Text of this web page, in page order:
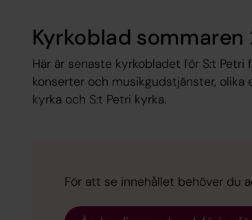
Kyrkoblad sommaren
Här är senaste kyrkobladet för S:t
konserter och musikgudstjänster, olika
kyrka och S:t Petri kyrka.
För att se innehållet behöver du